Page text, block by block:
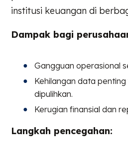
institusi keuangan di
Dampak bagi
Gangguan operasional
Kehilangan data
dipulihkan.
Kerugian finansial dan
Langkah pencegahan: